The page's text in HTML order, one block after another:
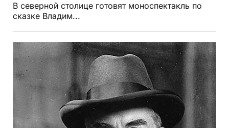
В северной столице готовят моноспектакль по
сказке Владим...